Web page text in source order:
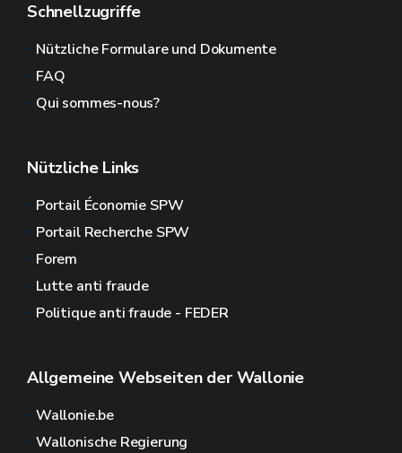
Schnellzugriffe
Nützliche Formulare und Dokumente
FAQ
Qui sommes-nous?
Nützliche Links
Portail Économie SPW
Portail Recherche SPW
Forem
Lutte anti fraude
Politique anti fraude - FEDER
Allgemeine Webseiten der Wallonie
Wallonie.be
Wallonische Regierung